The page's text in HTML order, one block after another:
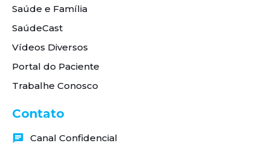
Saúde e Família
SaúdeCast
Vídeos Diversos
Portal do Paciente
Trabalhe Conosco
Contato
Canal Confidencial